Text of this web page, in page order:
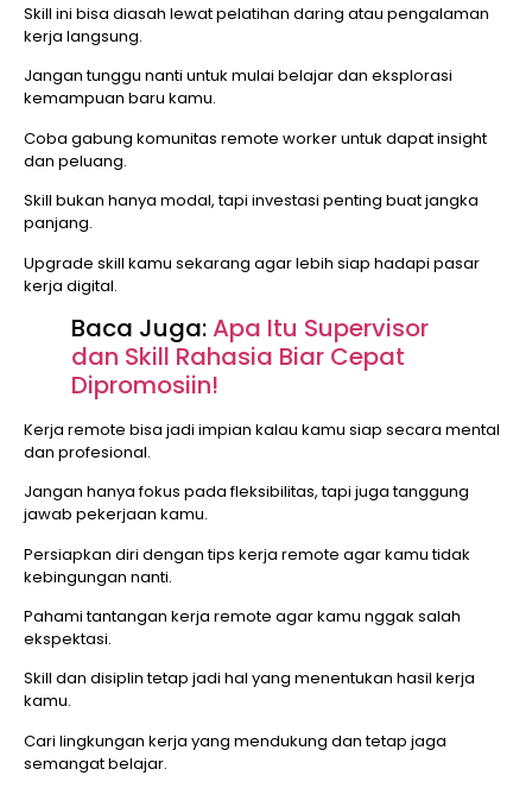
Skill ini bisa diasah lewat pelatihan daring atau pengalaman
kerja langsung.
Jangan tunggu nanti untuk mulai belajar dan eksplorasi
kemampuan baru kamu.
Coba gabung komunitas remote worker untuk dapat insight
dan peluang.
Skill bukan hanya modal, tapi investasi penting buat jangka
panjang.
Upgrade skill kamu sekarang agar lebih siap hadapi pasar
kerja digital.
Baca Juga:Apa Itu Supervisor
dan Skill Rahasia Biar Cepat
Dipromosiin!
Kerja remote bisa jadi impian kalau kamu siap secara mental
dan profesional.
Jangan hanya fokus pada fleksibilitas, tapi juga tanggung
jawab pekerjaan kamu.
Persiapkan diri dengan tips kerja remote agar kamu tidak
kebingungan nanti.
Pahami tantangan kerja remote agar kamu nggak salah
ekspektasi.
Skill dan disiplin tetap jadi hal yang menentukan hasil kerja
kamu.
Cari lingkungan kerja yang mendukung dan tetap jaga
semangat belajar.